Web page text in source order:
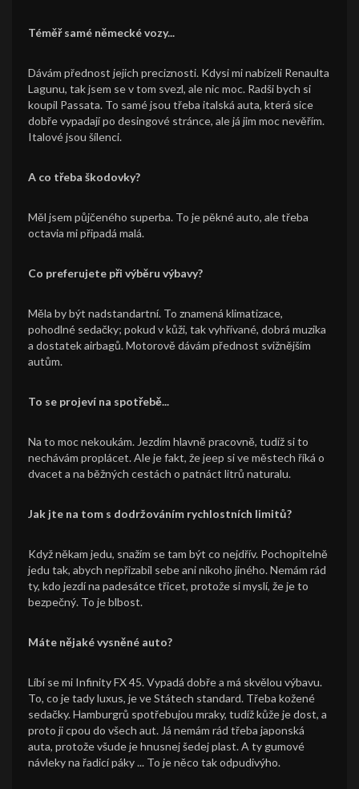
Téměř samé německé vozy...
Dávám přednost jejich preciznosti. Kdysi mi nabízeli Renaulta
Lagunu, tak jsem se v tom svezl, ale nic moc. Radši bych si
koupil Passata. To samé jsou třeba italská auta, která sice
dobře vypadají po desingové stránce, ale já jim moc nevěřím.
Italové jsou šílenci.
A co třeba škodovky?
Měl jsem půjčeného superba. To je pěkné auto, ale třeba
octavia mi připadá malá.
Co preferujete při výběru výbavy?
Měla by být nadstandartní. To znamená klimatizace,
pohodlné sedačky; pokud v kůži, tak vyhřívané, dobrá muzika
a dostatek airbagů. Motorově dávám přednost svižnějším
autům.
To se projeví na spotřebě...
Na to moc nekoukám. Jezdím hlavně pracovně, tudíž si to
nechávám proplácet. Ale je fakt, že jeep si ve městech říká o
dvacet a na běžných cestách o patnáct litrů naturalu.
Jak jte na tom s dodržováním rychlostních limitů?
Když někam jedu, snažím se tam být co nejdřív. Pochopitelně
jedu tak, abych nepřizabil sebe ani nikoho jiného. Nemám rád
ty, kdo jezdí na padesátce třicet, protože si myslí, že je to
bezpečný. To je blbost.
Máte nějaké vysněné auto?
Líbí se mi Infinity FX 45. Vypadá dobře a má skvělou výbavu.
To, co je tady luxus, je ve Státech standard. Třeba kožené
sedačky. Hamburgrů spotřebujou mraky, tudíž kůže je dost, a
proto ji cpou do všech aut. Já nemám rád třeba japonská
auta, protože všude je hnusnej šedej plast. A ty gumové
návleky na řadicí páky ... To je něco tak odpudivýho.